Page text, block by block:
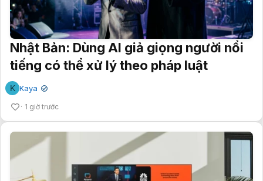
Nhật Bản: Dùng AI giả giọng người nổi
tiếng có thể xử lý theo pháp luật
K Kaya ✔
1 giờ trước